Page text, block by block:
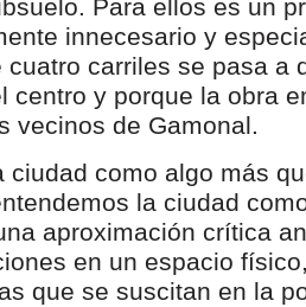
Para ellos es un
innecesario y
cuatro carriles se pasa a
centro y porque la obra
vecinos de Gamonal.
ciudad como algo más
la ciudad
aproximación crítica
en un espacio
que se suscitan en la